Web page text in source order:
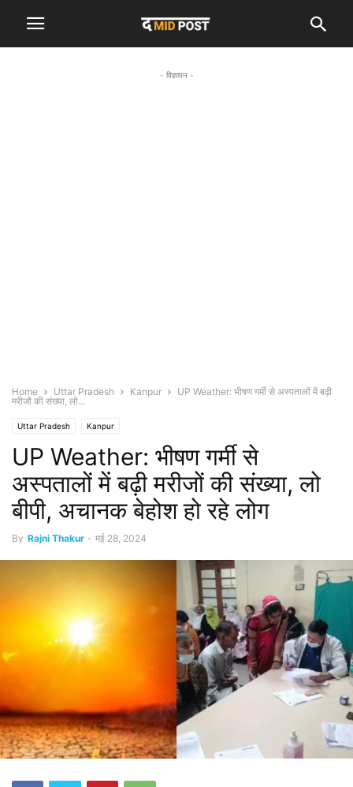
- विज्ञापन -
Home Uttar Pradesh Kanpur
UP Weather: भीषण गर्मी से अस्पतालों में बढ़ी
मरीजों की संख्या, लो...
Uttar Pradesh Kanpur
UP Weather: भीषण गर्मी से
अस्पतालों में बढ़ी मरीजों की संख्या, लो
बीपी, अचानक बेहोश हो रहे लोग
By Rajni Thakur - मई 28, 2024